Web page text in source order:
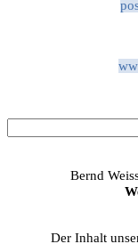
Bernd
Der Inhalt